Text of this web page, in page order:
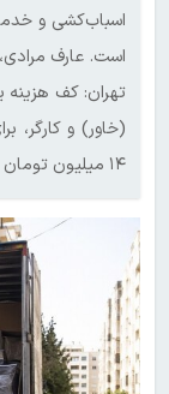
اسباب‌کشی و
است. عارف
تهران: کف هزینه
۱۴ میلیون تومان است.